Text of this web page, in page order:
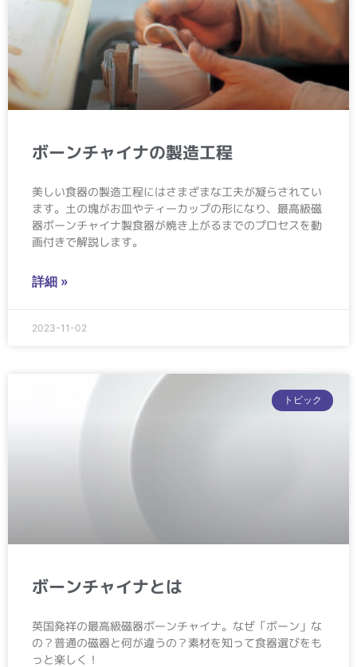
ボーンチャイナの製造工程
美しい食器の製造工程にはさまざまな工夫が凝らされてい
ます。土の塊がお皿やティーカップの形になり、最高級磁
器ボーンチャイナ製食器が焼き上がるまでのプロセスを動
画付きで解説します。
詳細 »
2023-11-02
トピック
ボーンチャイナとは
英国発祥の最高級磁器ボーンチャイナ。なぜ「ボーン」な
の？普通の磁器と何が違うの？素材を知って食器選びをも
っと楽しく！